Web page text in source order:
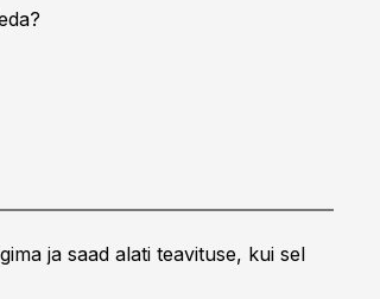
ja saad alati teavituse, kui sel